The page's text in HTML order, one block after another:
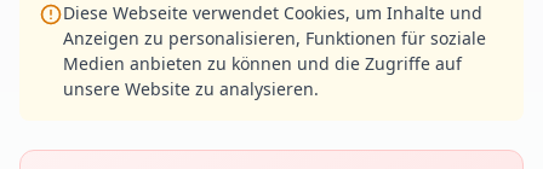
Diese Webseite verwendet Cookies, um Inhalte und
Anzeigen zu personalisieren, Funktionen für soziale
Medien anbieten zu können und die Zugriffe auf
unsere Website zu analysieren.